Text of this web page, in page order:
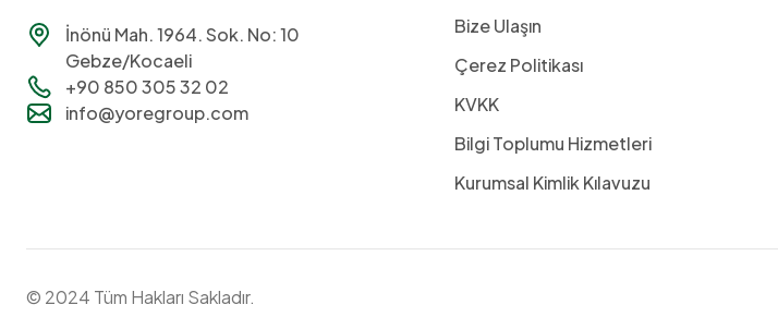
İnönü Mah. 1964. Sok. No: 10
Gebze/Kocaeli
+90 850 305 32 02
info@yoregroup.com
Bize Ulaşın
Çerez Politikası
KVKK
Bilgi Toplumu Hizmetleri
Kurumsal Kimlik Kılavuzu
© 2024 Tüm Hakları Sakladır.